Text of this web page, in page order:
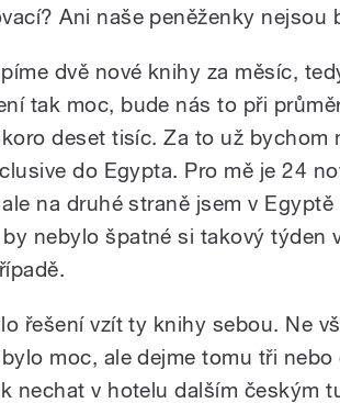
Ani naše peněženky nejsou
dvě nové knihy za měsíc,
tak moc, bude nás to při
deset tisíc. Za to už bychom
do Egypta. Pro mě je 24
na druhé straně jsem v
nebylo špatné si takový týden
řešení vzít ty knihy sebou. Ne
moc, ale dejme tomu tři
nechat v hotelu dalším českým